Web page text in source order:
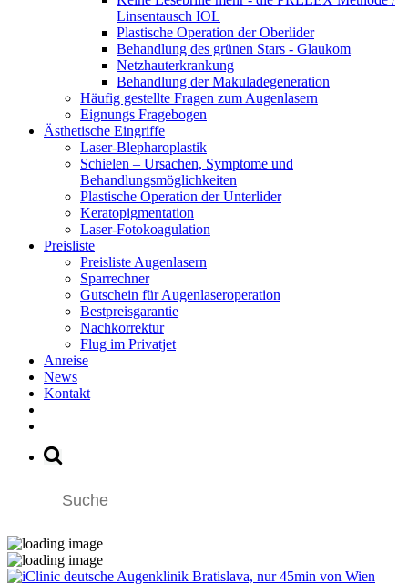
Linsentausch IOL
Plastische Operation der Oberlider
Behandlung des grünen Stars - Glaukom
Netzhauterkrankung
Behandlung der Makuladegeneration
Häufig gestellte Fragen zum Augenlasern
Eignungs Fragebogen
Ästhetische Eingriffe
Laser-Blepharoplastik
Schielen – Ursachen, Symptome und
Behandlungsmöglichkeiten
Plastische Operation der Unterlider
Keratopigmentation
Laser-Fotokoagulation
Preisliste
Preisliste Augenlasern
Sparrechner
Gutschein für Augenlaseroperation
Bestpreisgarantie
Nachkorrektur
Flug im Privatjet
Anreise
News
Kontakt